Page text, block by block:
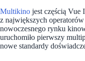
Multikino jest częścią Vue
z największych
nowoczesnego rynku
uruchomiło pierwszy
nowe standardy